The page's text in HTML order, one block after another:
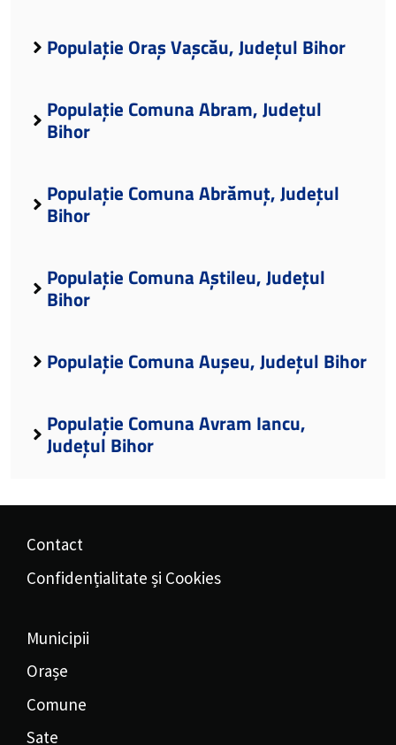
Populație Oraș Vașcău, Județul Bihor
Populație Comuna Abram, Județul
Bihor
Populație Comuna Abrămuț, Județul
Bihor
Populație Comuna Aștileu, Județul
Bihor
Populație Comuna Aușeu, Județul Bihor
Populație Comuna Avram Iancu,
Județul Bihor
Contact
Confidențialitate și Cookies
Municipii
Orașe
Comune
Sate